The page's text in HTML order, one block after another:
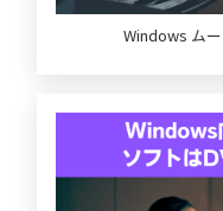
Windows ム